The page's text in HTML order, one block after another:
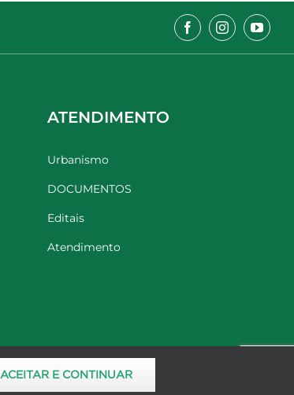
ATENDIMENTO
Urbanismo
DOCUMENTOS
Editais
Atendimento
ACEITAR E CONTINUAR